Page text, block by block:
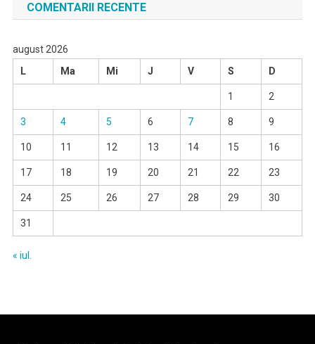
COMENTARII RECENTE
august 2026
L
Ma Mi J V S D
1 2
3 4 5 6 7 8 9
10 11 12 13 14 15 16
17 18 19 20 21 22 23
24 25 26 27 28 29 30
31
« iul.